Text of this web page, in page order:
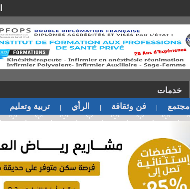
مجتمع فن وثقافة الرأي تربية وتعليم
خدمات